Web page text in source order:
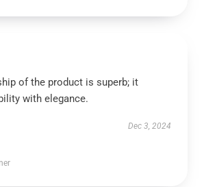
of the product is superb; it
with elegance.
Dec 3, 2024